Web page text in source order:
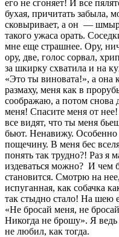
его не сгоняет! И все
бухая, причитать забыла,
сковыривает, а он —
такого ужаса орать.
мне еще страшнее. Ору,
ору, две, голос сорвал,
за шкирку схватила и на
«Это ты виновата!», а она
размаху, меня как в
соображаю, а потом снова
меня! Спасите меня от
все видят, что ты меня
бьют. Ненавижу.
пощечину. В меня бес
понять так трудно?! Раз я
издеваться можно? И чем
становится. Смотрю на
испуганная, как собачка
так стыдно стало! На шею
«Не бросай меня, не
Никогда не брошу». Я ведь
не любил, как тогда.